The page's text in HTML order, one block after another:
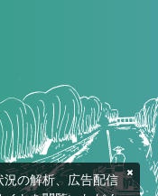
況の解析、広告配信